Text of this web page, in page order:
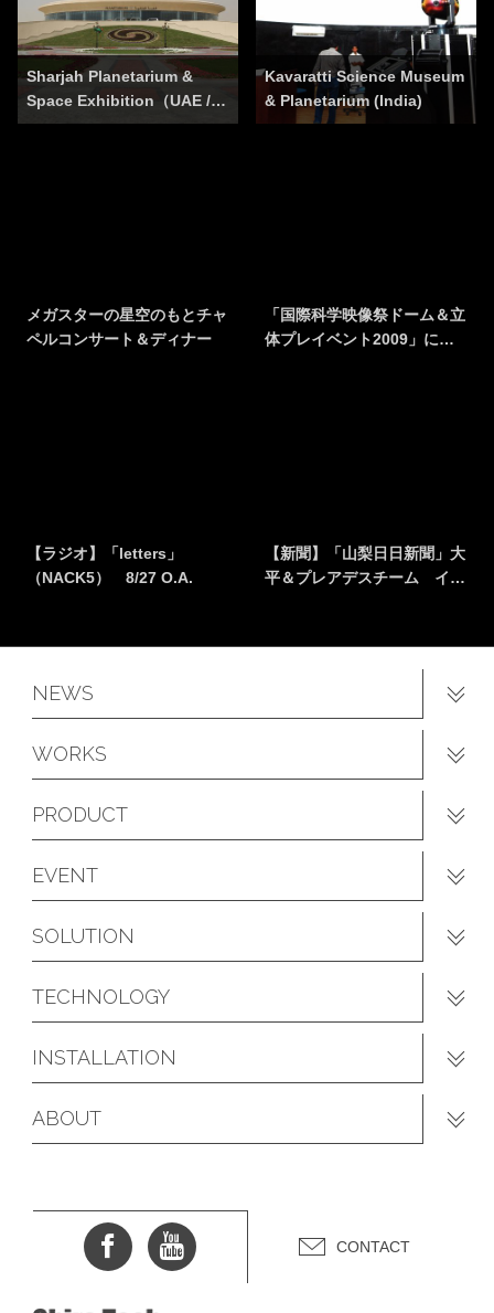
Sharjah Planetarium &
Space Exhibition（UAE /…
Kavaratti Science Museum
& Planetarium (India)
メガスターの星空のもとチャ
ペルコンサート＆ディナー
「国際科学映像祭ドーム＆立
体プレイベント2009」に…
【ラジオ】「letters」
（NACK5） 8/27 O.A.
【新聞】「山梨日日新聞」大
平＆プレアデスチーム イ…
NEWS
WORKS
PRODUCT
EVENT
SOLUTION
TECHNOLOGY
INSTALLATION
ABOUT
CONTACT